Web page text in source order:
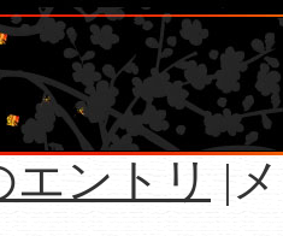
エントリ |